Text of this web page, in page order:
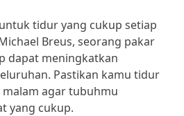
tidur yang cukup setiap
Breus, seorang pakar
dapat meningkatkan
Pastikan kamu tidur
malam agar tubuhmu
yang cukup.